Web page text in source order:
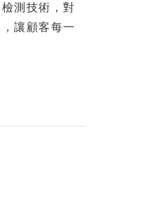
測技術，對
讓顧客每一